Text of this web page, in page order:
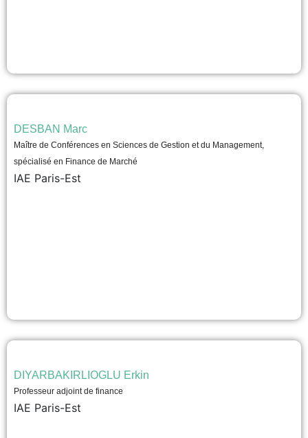
DESBAN Marc
Maître de Conférences en Sciences de Gestion et du Management,
spécialisé en Finance de Marché
IAE Paris-Est
DIYARBAKIRLIOGLU Erkin
Professeur adjoint de finance
IAE Paris-Est